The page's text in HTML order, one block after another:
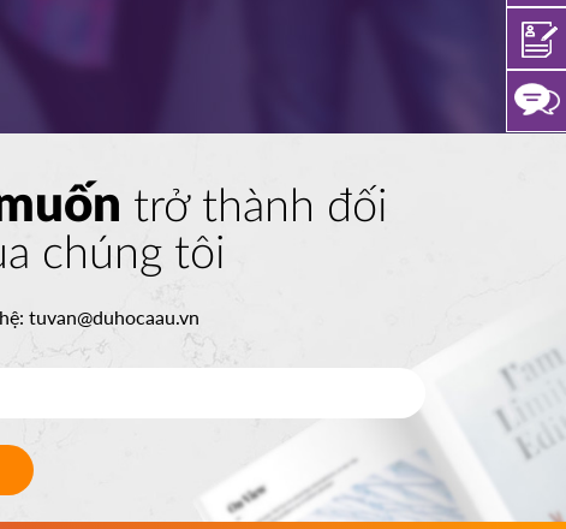
trở thành đối
chúng tôi
tuvan@duhocaau.vn